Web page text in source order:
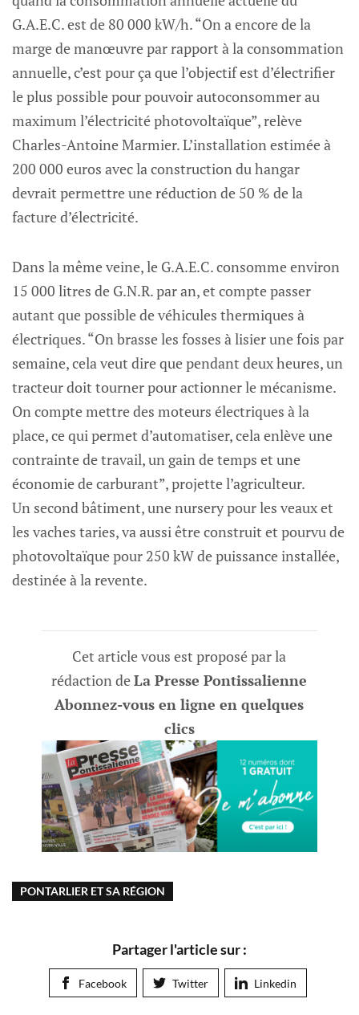
G.A.E.C. est de 80 000 kW/h. “On a encore de la
marge de manœuvre par rapport à la consommation
annuelle, c’est pour ça que l’objectif est d’électrifier
le plus possible pour pouvoir autoconsommer au
maximum l’électricité photovoltaïque”, relève
Charles-Antoine Marmier. L’installation estimée à
200 000 euros avec la construction du hangar
devrait permettre une réduction de 50 % de la
facture d’électricité.
Dans la même veine, le G.A.E.C. consomme environ
15 000 litres de G.N.R. par an, et compte passer
autant que possible de véhicules thermiques à
électriques. “On brasse les fosses à lisier une fois par
semaine, cela veut dire que pendant deux heures, un
tracteur doit tourner pour actionner le mécanisme.
On compte mettre des moteurs électriques à la
place, ce qui permet d’automatiser, cela enlève une
contrainte de travail, un gain de temps et une
économie de carburant”, projette l’agriculteur.
Un second bâtiment, une nursery pour les veaux et
les vaches taries, va aussi être construit et pourvu de
photovoltaïque pour 250 kW de puissance installée,
destinée à la revente.
Cet article vous est proposé par la
rédaction deLa Presse Pontissalienne
Abonnez-vous en ligne en quelques
clics
PONTARLIER ET SA RÉGION
Partager l'article sur :
Facebook Twitter Linkedin